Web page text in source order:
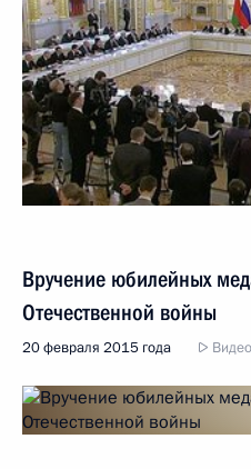
Вручение юбилейных
Отечественной войны
20 февраля 2015 года